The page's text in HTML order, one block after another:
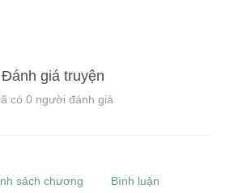
Đánh giá truyện
có 0 người đánh giá
sách chương Bình luận